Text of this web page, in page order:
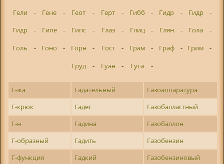
Гели
- Гене - Геот - Герт - Гибб - Гидр - Гидр
-
Гидр
- Гипе - Гипс - Глаз - Глиц - Глян - Гола
-
Голь
- Гоно - Горн - Гост - Грам - Граф - Грим
-
Груд
- Гуан - Гуса -
Г-жа Гадательный
Газоаппаратура
Г-крюк
Гадес
Газобалластный
Г-н
Гадина
Газобаллон
Г-образный
Гадить
Газобензин
Г-функция
Гадкий
Газобензиновый